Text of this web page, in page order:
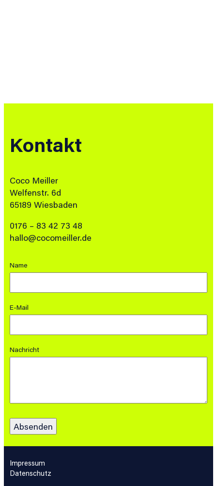
Kontakt
Coco Meiller
Welfenstr. 6d
65189 Wiesbaden
0176 – 83 42 73 48
hallo@cocomeiller.de
Name
E-Mail
Nachricht
Impressum
Datenschutz